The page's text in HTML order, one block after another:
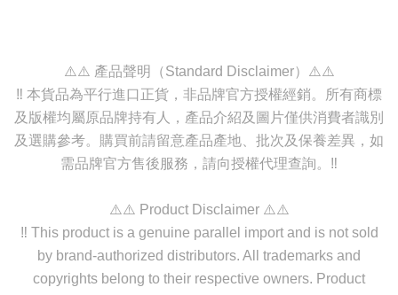
⚠️⚠️ 產品聲明（Standard Disclaimer）⚠️⚠️
‼️ 本貨品為平行進口正貨，非品牌官方授權經銷。所有商標
及版權均屬原品牌持有人，產品介紹及圖片僅供消費者識別
及選購參考。購買前請留意產品產地、批次及保養差異，如
需品牌官方售後服務，請向授權代理查詢。‼️
⚠️⚠️ Product Disclaimer ⚠️⚠️
‼️ This product is a genuine parallel import and is not sold
by brand-authorized distributors. All trademarks and
copyrights belong to their respective owners. Product